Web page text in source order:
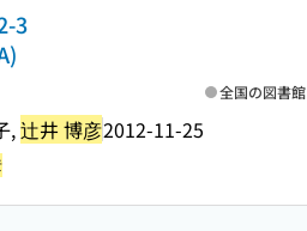
3
,辻井 博彦2012-11-25
全国の図書館